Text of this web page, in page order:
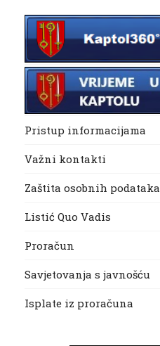
Pristup informacijama
Važni kontakti
Zaštita osobnih podataka
Listić Quo Vadis
Proračun
Savjetovanja s javnošću
Isplate iz proračuna